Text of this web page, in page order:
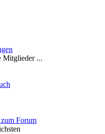
Mitglieder ...
Forum